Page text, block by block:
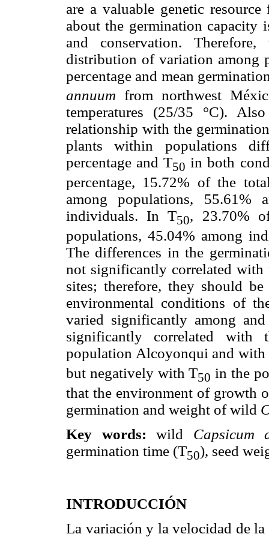
are a valuable genetic
about the germination capacity
and conservation.
distribution of variation among
percentage and mean
annuumfrom northwest
temperatures (25/35 °C).
relationship with the
plants within populations
percentage and T50 in both
percentage, 15.72% of the
among populations, 55.61%
individuals. In T50, 23.70%
populations, 45.04% among
The differences in the
not significantly correlated
sites; therefore, they should
environmental conditions of
varied significantly among
significantly correlated with
population Alcoyonqui and with
but negatively with T50 in the
that the environment of growth
germination and weight of wild
Key words: wild Capsicum
germination time (T50), seed
INTRODUCCIÓN
La variación y la velocidad de